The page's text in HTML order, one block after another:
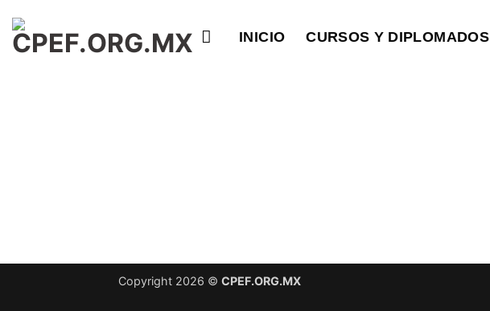
contenido
INICIO CURSOS Y DIPLOMADOS
Copyright 2026 © CPEF.ORG.MX